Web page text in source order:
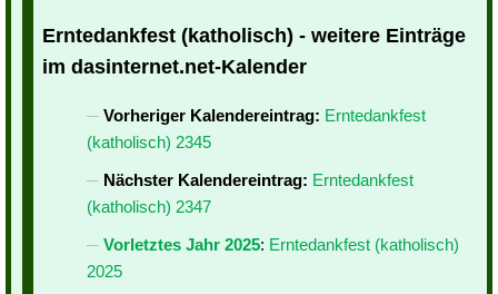
Erntedankfest (katholisch) - weitere Einträge
im dasinternet.net-Kalender
Vorheriger Kalendereintrag: Erntedankfest
(katholisch) 2345
Nächster Kalendereintrag: Erntedankfest
(katholisch) 2347
Vorletztes Jahr 2025: Erntedankfest (katholisch)
2025